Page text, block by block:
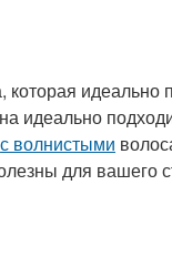
которая
идеально
с волнистыми
для вашего